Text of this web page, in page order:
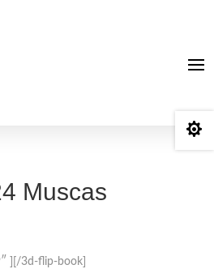
Muscas
][/3d-flip-book]
